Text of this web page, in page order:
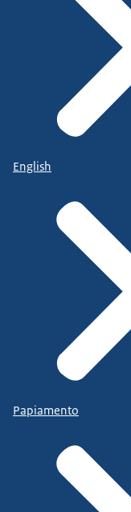
English
Papiamento